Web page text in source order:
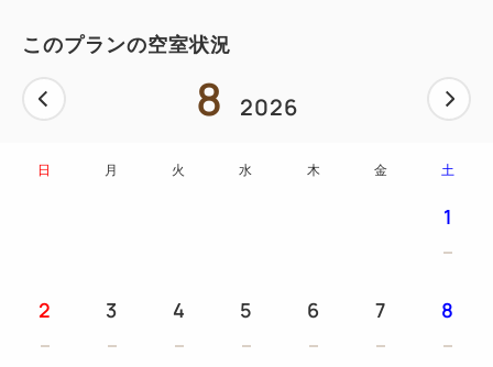
このプランの空室状況
8 2026
日 月 火 水 木 金 土
1
2 3 4 5 6 7 8